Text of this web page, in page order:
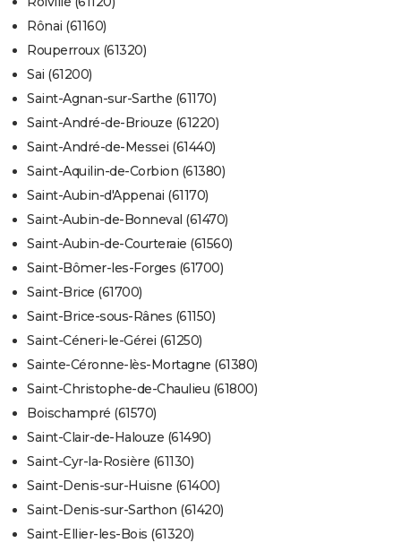
Rônai (61160)
Rouperroux (61320)
Sai (61200)
Saint-Agnan-sur-Sarthe (61170)
Saint-André-de-Briouze (61220)
Saint-André-de-Messei (61440)
Saint-Aquilin-de-Corbion (61380)
Saint-Aubin-d'Appenai (61170)
Saint-Aubin-de-Bonneval (61470)
Saint-Aubin-de-Courteraie (61560)
Saint-Bômer-les-Forges (61700)
Saint-Brice (61700)
Saint-Brice-sous-Rânes (61150)
Saint-Céneri-le-Gérei (61250)
Sainte-Céronne-lès-Mortagne (61380)
Saint-Christophe-de-Chaulieu (61800)
Boischampré (61570)
Saint-Clair-de-Halouze (61490)
Saint-Cyr-la-Rosière (61130)
Saint-Denis-sur-Huisne (61400)
Saint-Denis-sur-Sarthon (61420)
Saint-Ellier-les-Bois (61320)